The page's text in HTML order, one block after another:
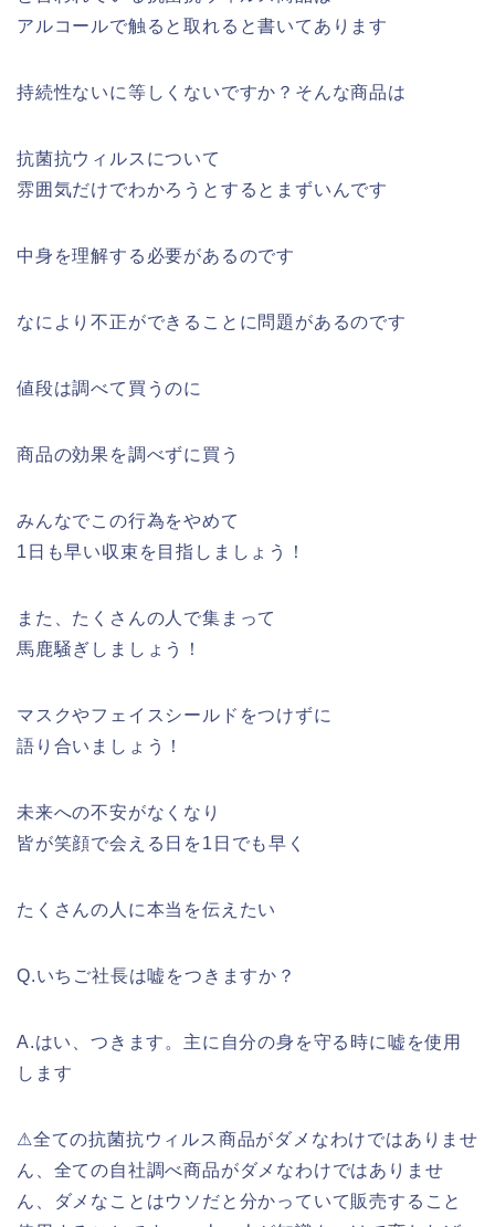
アルコールで触ると取れると書いてあります
持続性ないに等しくないですか？そんな商品は
抗菌抗ウィルスについて
雰囲気だけでわかろうとするとまずいんです
中身を理解する必要があるのです
なにより不正ができることに問題があるのです
値段は調べて買うのに
商品の効果を調べずに買う
みんなでこの行為をやめて
1日も早い収束を目指しましょう！
また、たくさんの人で集まって
馬鹿騒ぎしましょう！
マスクやフェイスシールドをつけずに
語り合いましょう！
未来への不安がなくなり
皆が笑顔で会える日を1日でも早く
たくさんの人に本当を伝えたい
Q.いちご社長は嘘をつきますか？
A.はい、つきます。主に自分の身を守る時に嘘を使用
します
⚠︎全ての抗菌抗ウィルス商品がダメなわけではありませ
ん、全ての自社調べ商品がダメなわけではありませ
ん、ダメなことはウソだと分かっていて販売すること